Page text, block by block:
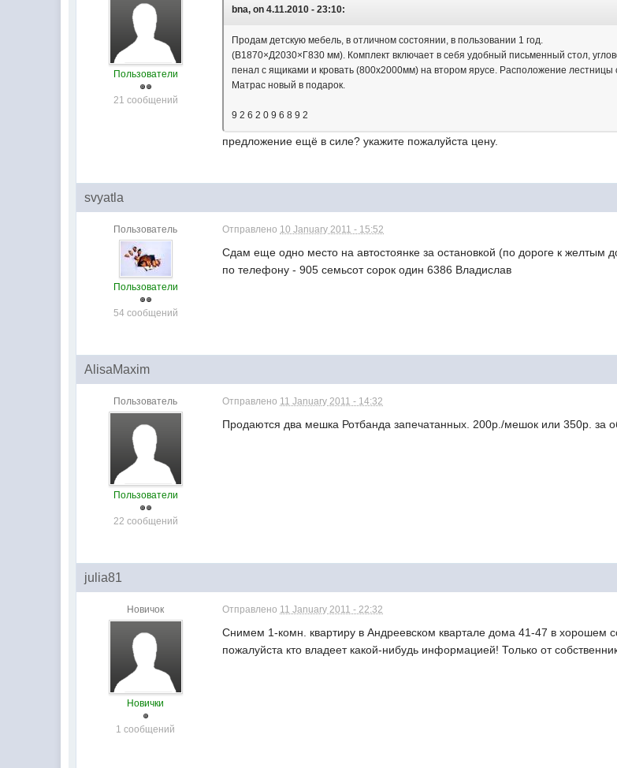
Пользователи
21 сообщений
bna, on 4.11.2010 - 23:10:
Продам детскую мебель, в отличном состоянии, в пользовании 1 год.
(В1870×Д2030×Г830 мм). Комплект включает в себя удобный письменный стол,
пенал с ящиками и кровать (800х2000мм) на втором ярусе. Расположение лестницы
Матрас новый в подарок.
9 2 6 2 0 9 6 8 9 2
предложение ещё в силе? укажите пожалуйста цену.
svyatla
Пользователь
Пользователи
54 сообщений
Отправлено 10 January 2011 - 15:52
Сдам еще одно место на автостоянке за остановкой (по дороге к желтым
по телефону - 905 семьсот сорок один 6386 Владислав
AlisaMaxim
Пользователь
Пользователи
22 сообщений
Отправлено 11 January 2011 - 14:32
Продаются два мешка Ротбанда запечатанных. 200р./мешок или 350р. за
julia81
Новичок
Новички
1 сообщений
Отправлено 11 January 2011 - 22:32
Снимем 1-комн. квартиру в Андреевском квартале дома 41-47 в хорошем
пожалуйста кто владеет какой-нибудь информацией! Только от